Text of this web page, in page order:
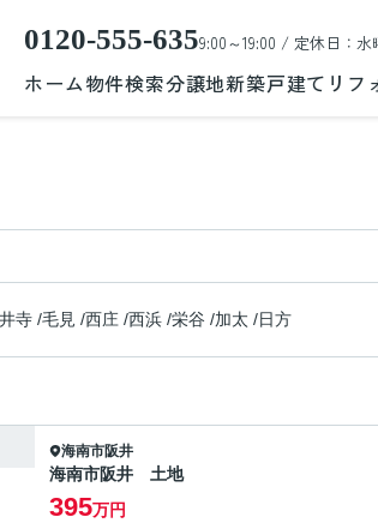
0120-555-6359:00～19:00 / 定休日：水
ホーム物件検索分譲地新築戸建て リフ
寺 /毛見 /西庄 /西浜 /栄谷 /加太 /日方
海南市阪井
海南市阪井 土地
395万円